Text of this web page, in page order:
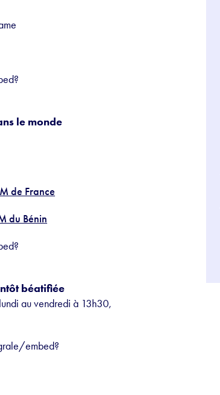
le monde
de France
du Bénin
béatifiée
au vendredi à 13h30,
embed?